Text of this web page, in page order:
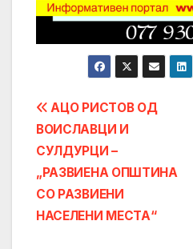
Post
navigation
АЦО РИСТОВ ОД
ВОИСЛАВЦИ И
СУЛДУРЦИ –
„РАЗВИЕНА ОПШТИНА
СО РАЗВИЕНИ
НАСЕЛЕНИ МЕСТА“